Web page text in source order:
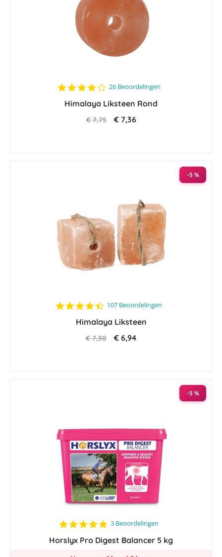
4.0
rating
26 Beoordelingen
Himalaya Liksteen Rond
€ 7,75 € 7,36
-5 %
4.6
rating
107 Beoordelingen
Himalaya Liksteen
€ 7,30 € 6,94
-5 %
5.0
rating
3 Beoordelingen
Horslyx Pro Digest Balancer 5 kg